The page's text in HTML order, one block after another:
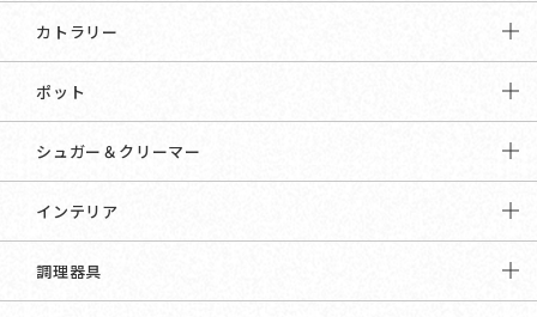
カトラリー
ポット
シュガー＆クリーマー
インテリア
調理器具